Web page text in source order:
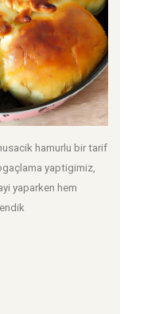
hamurlu bir tarif
yaptigimiz,
yaparken hem